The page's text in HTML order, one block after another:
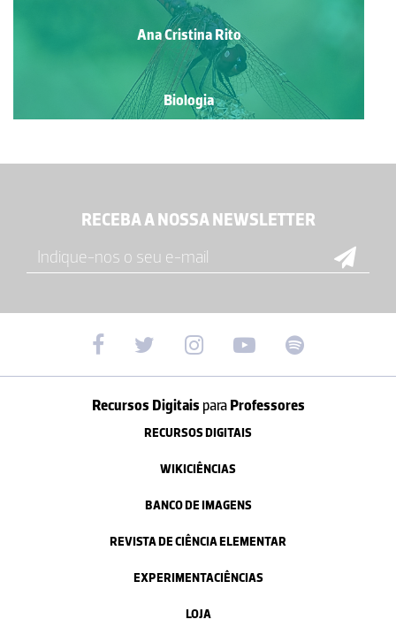
Ana Cristina Rito
Biologia
RECEBA A NOSSA NEWSLETTER
Recursos Digitais paraProfessores
RECURSOS DIGITAIS
WIKICIÊNCIAS
BANCO DE IMAGENS
REVISTA DE CIÊNCIA ELEMENTAR
EXPERIMENTACIÊNCIAS
LOJA